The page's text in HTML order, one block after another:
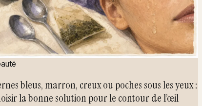
bleus, marron, creux ou poches sous les yeux :
la bonne solution pour le contour de l’œil